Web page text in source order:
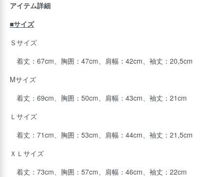
アイテム詳細
■サイズ
Ｓサイズ
着丈：67cm、胸囲：47cm、肩幅：42cm、袖丈：20,5cm
Mサイズ
着丈：69cm、胸囲：50cm、肩幅：43cm、袖丈：21cm
Ｌサイズ
着丈：71cm、胸囲：53cm、肩幅：44cm、袖丈：21,5cm
ＸＬサイズ
着丈：73cm、胸囲：57cm、肩幅：46cm、袖丈：22cm